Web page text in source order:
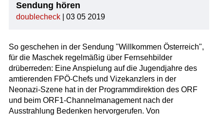
Sendung hören
doublecheck| 03 05 2019
So geschehen in der Sendung "Willkommen Österreich",
für die Maschek regelmäßig über Fernsehbilder
drüberreden: Eine Anspielung auf die Jugendjahre des
amtierenden FPÖ-Chefs und Vizekanzlers in der
Neonazi-Szene hat in der Programmdirektion des ORF
und beim ORF1-Channelmanagement nach der
Ausstrahlung Bedenken hervorgerufen. Von